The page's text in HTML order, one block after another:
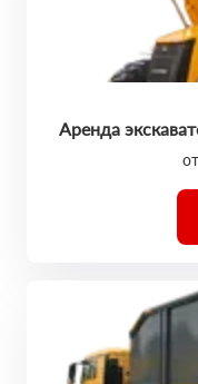
Аренда